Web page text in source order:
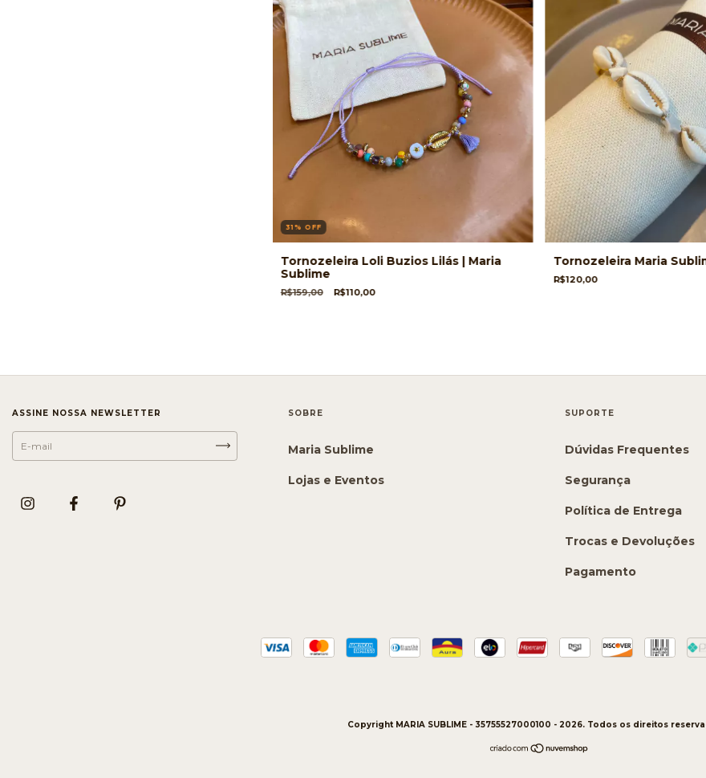
31 % OFF
Tornozeleira Loli Buzios Lilás | Maria
Sublime
R$159,00 R$110,00
Tornozeleira Maria
R$120,00
ASSINE NOSSA NEWSLETTER SOBRE
Maria Sublime
Lojas e Eventos
SUPORTE
Dúvidas Frequentes
Segurança
Política de Entrega
Trocas e Devoluções
Pagamento
Copyright MARIA SUBLIME - 35755527000100 - 2026. Todos os direitos